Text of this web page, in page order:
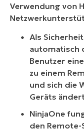
Verwendung von
Als
automatisch
Benutzer
zu einem
und sich die
Geräts
NinjaOne
den